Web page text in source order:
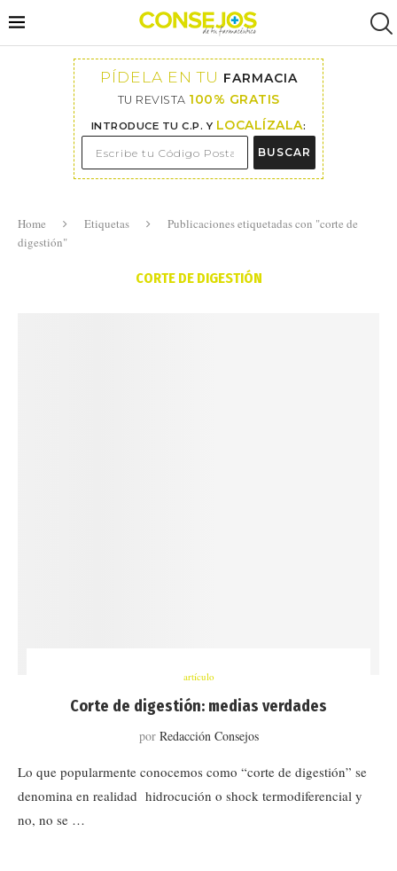
PÍDELA EN TU FARMACIA
TU REVISTA 100% GRATIS
INTRODUCE TU C.P. Y LOCALÍZALA:
BUSCAR
Home Etiquetas
Publicaciones etiquetadas con "corte de
digestión"
CORTE DE DIGESTIÓN
artículo
Corte de digestión: medias verdades
por Redacción Consejos
Lo que popularmente conocemos como “corte de digestión” se
denomina en realidad hidrocución o shock termodiferencial y
no, no se …